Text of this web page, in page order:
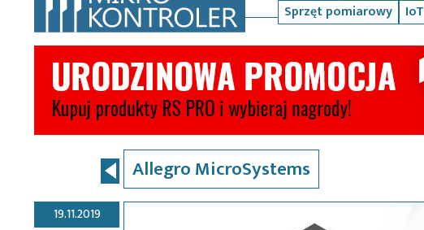
Sprzęt pomiarowy
IoT
Allegro MicroSystems
19.11.2019